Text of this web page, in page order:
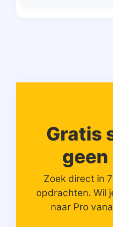
Gratis
Zoek direct in
opdrachten. Wil
naar Pro